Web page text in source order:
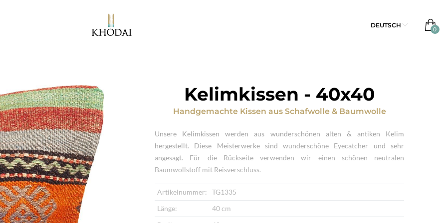
DEUTSCH
Kelimkissen - 40x40
Handgemachte Kissen aus Schafwolle & Baumwolle
Unsere Kelimkissen werden aus wunderschönen alten & antiken Kelim
hergestellt. Diese Meisterwerke sind wunderschöne Eyecatcher und sehr
angesagt. Für die Rückseite verwenden wir einen schönen neutralen
Baumwollstoff mit Reisverschluss.
Artikelnummer:
TG1335
Länge:
40 cm